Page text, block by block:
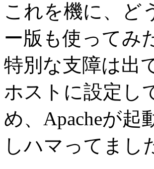
これを機に、ど
ー版も使ってみ
特別な支障は出
ホストに設定し
め、Apacheが
しハマってまし